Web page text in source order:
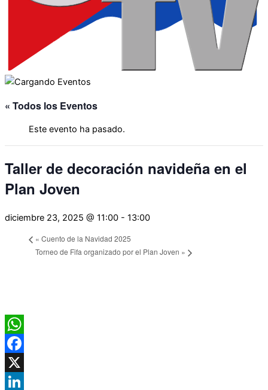
« Todos los Eventos
Este evento ha pasado.
Taller de decoración navideña en el
Plan Joven
diciembre 23, 2025 @ 11:00 - 13:00
« Cuento de la Navidad 2025
Torneo de Fifa organizado por el Plan Joven »
WhatsApp
Facebook
X